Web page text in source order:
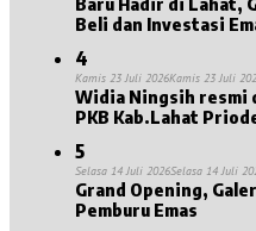
Beli dan Investasi
4
Kamis 23 Juli 2026Kamis 23 Juli
Widia Ningsih resmi
PKB Kab.Lahat
5
Selasa 14 Juli 2026Selasa 14 Juli
Grand Opening,
Pemburu Emas